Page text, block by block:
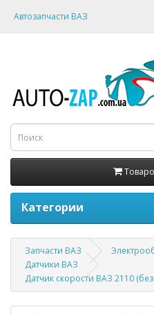
Автозапчасти ВАЗ
Категории
Запчасти ВАЗ
Датчики ВАЗ
Датчик скорости ВАЗ 2110